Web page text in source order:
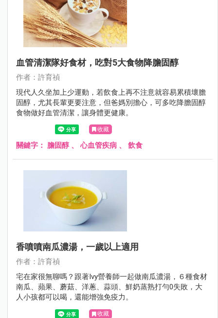
血管清潔隊好食材，吃對5大食物降膽固醇
作者：許育禎
現代人久坐加上少運動，若飲食上再不注意就容易累積壞膽
固醇，尤其長輩更要注意，但爸媽別擔心，可多吃降膽固醇
食物做好血管清潔，讓身體更健康。
收藏
關鍵字： 膽固醇、心血管疾病 、 飲食
香噴噴南瓜濃湯，一歲以上適用
作者：許育禎
宅在家很無聊嗎？跟著Ivy營養師一起做南瓜濃湯，６種食材
南瓜、蘋果、蘑菇、洋蔥、蒜頭、鮮奶蒸熟打勻0失敗，大
人小孩都可以喝，還能增強免疫力。
收藏